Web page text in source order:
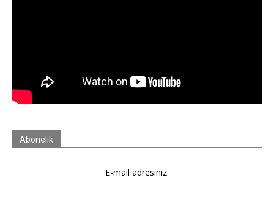
Abonelik
E-mail adresiniz: